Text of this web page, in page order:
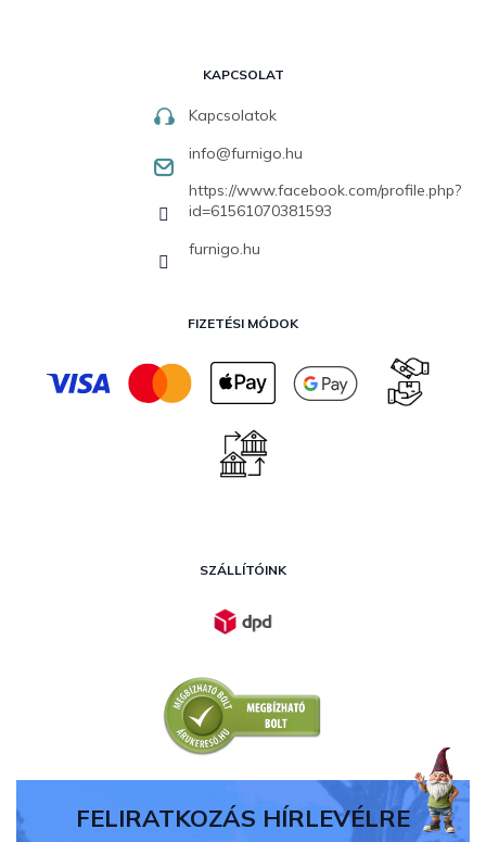
KAPCSOLAT
Kapcsolatok
info@furnigo.hu
https://www.facebook.com/profile.php?
id=61561070381593
furnigo.hu
FIZETÉSI MÓDOK
SZÁLLÍTÓINK
FELIRATKOZÁS HÍRLEVÉLRE